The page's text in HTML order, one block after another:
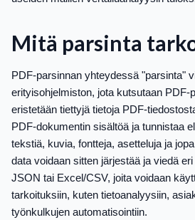
Mitä parsinta
PDF-parsinnan yhteydessä "parsinta"
erityisohjelmiston, jota kutsutaan PDF-
eristetään tiettyjä tietoja PDF-
PDF-dokumentin sisältöä ja tunnistaa
tekstiä, kuvia, fontteja, asetteluja ja
data voidaan sitten järjestää ja viedä
JSON tai Excel/CSV, joita voidaan
tarkoituksiin, kuten tietoanalyysiin,
työnkulkujen automatisointiin.